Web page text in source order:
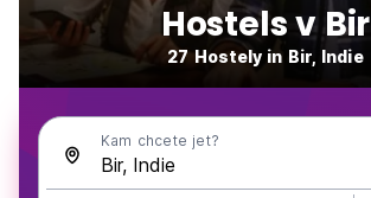
Hostels v Bir
27 Hostely in Bir, Indie
Kam chcete jet?